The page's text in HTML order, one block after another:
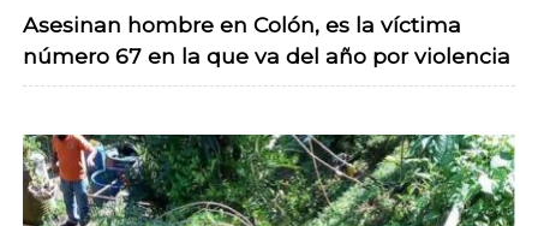
Asesinan hombre en Colón, es la víctima
número 67 en la que va del año por violencia